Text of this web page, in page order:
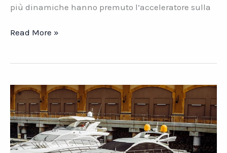
più dinamiche hanno premuto l’acceleratore sulla
Agricoltura
post
pandemia
Read More »